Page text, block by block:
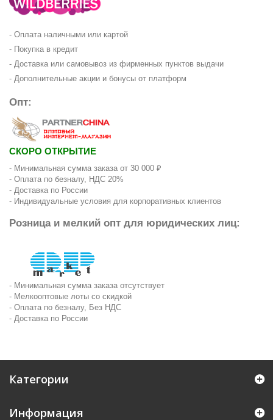
- Оплата наличными или картой
- Покупка в кредит
- Доставка или самовывоз из фирменных пунктов выдачи
- Дополнительные акции и бонусы от платформ
Опт:
СКОРО ОТКРЫТИЕ
- Минимальная сумма заказа от 30 000 ₽
- Оплата по безналу, НДС 20%
- Доставка по России
- Индивидуальные условия для корпоративных клиентов
Розница и мелкий опт для юридических лиц:
- Минимальная сумма заказа отсутствует
- Мелкооптовые лоты со скидкой
- Оплата по безналу, Без НДС
- Доставка по России
Категории
Информация